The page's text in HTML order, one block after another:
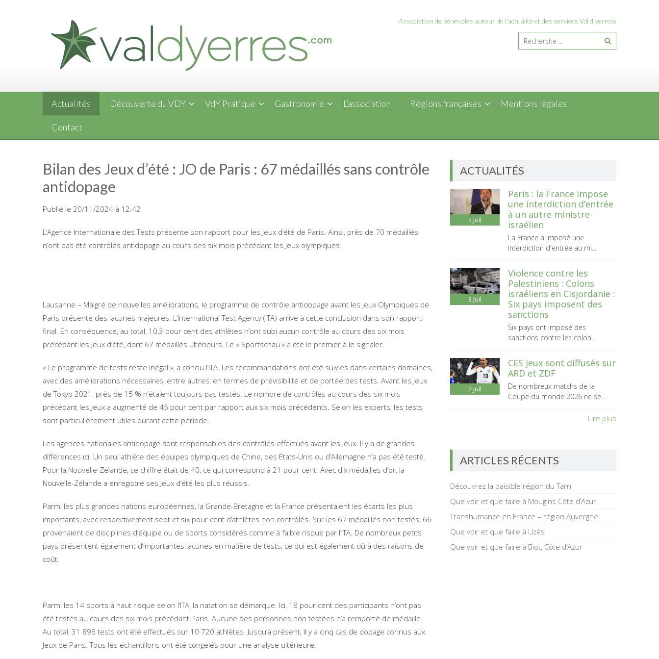
Association de bénévoles autour de l'actualité et des services Val d'yerrois
Actualités Découverte du VDY VdY Pratique Gastronomie L’association Régions françaises Mentions légales
Contact
Bilan des Jeux d’été : JO de Paris : 67 médaillés sans contrôle
antidopage
Publié le 20/11/2024 à 12:42
L’Agence Internationale des Tests présente son rapport pour les Jeux d’été de Paris. Ainsi, près de 70 médaillés
n’ont pas été contrôlés antidopage au cours des six mois précédant les Jeux olympiques.
Lausanne – Malgré de nouvelles améliorations, le programme de contrôle antidopage avant les Jeux Olympiques de
Paris présente des lacunes majeures. L’International Test Agency (ITA) arrive à cette conclusion dans son rapport
final. En conséquence, au total, 10,3 pour cent des athlètes n’ont subi aucun contrôle au cours des six mois
précédant les Jeux d’été, dont 67 médaillés ultérieurs. Le « Sportschau » a été le premier à le signaler.
« Le programme de tests reste inégal », a conclu l’ITA. Les recommandations ont été suivies dans certains domaines,
avec des améliorations nécessaires, entre autres, en termes de prévisibilité et de portée des tests. Avant les Jeux
de Tokyo 2021, près de 15 % n’étaient toujours pas testés. Le nombre de contrôles au cours des six mois
précédant les Jeux a augmenté de 45 pour cent par rapport aux six mois précédents. Selon les experts, les tests
sont particulièrement utiles durant cette période.
Les agences nationales antidopage sont responsables des contrôles effectués avant les Jeux. Il y a de grandes
différences ici. Un seul athlète des équipes olympiques de Chine, des États-Unis ou d’Allemagne n’a pas été testé.
Pour la Nouvelle-Zélande, ce chiffre était de 40, ce qui correspond à 21 pour cent. Avec dix médailles d’or, la
Nouvelle-Zélande a enregistré ses Jeux d’été les plus réussis.
Parmi les plus grandes nations européennes, la Grande-Bretagne et la France présentaient les écarts les plus
importants, avec respectivement sept et six pour cent d’athlètes non contrôlés. Sur les 67 médaillés non testés, 66
provenaient de disciplines d’équipe ou de sports considérés comme à faible risque par l’ITA. De nombreux petits
pays présentent également d’importantes lacunes en matière de tests, ce qui est également dû à des raisons de
coût.
Parmi les 14 sports à haut risque selon l’ITA, la natation se démarque. Ici, 18 pour cent des participants n’ont pas
été testés au cours des six mois précédant Paris. Aucune des personnes non testées n’a remporté de médaille.
Au total, 31 896 tests ont été effectués sur 10 720 athlètes. Jusqu’à présent, il y a cinq cas de dopage connus aux
Jeux de Paris. Tous les échantillons ont été congelés pour une analyse ultérieure.
ACTUALITÉS
3 Juil
Paris : la France impose
une interdiction d’entrée
à un autre ministre
israélien
La France a imposé une
interdiction d'entrée au mi...
3 Juil
Violence contre les
Palestiniens : Colons
israéliens en Cisjordanie :
Six pays imposent des
sanctions
Six pays ont imposé des
sanctions contre les colon...
2 Juil
CES jeux sont diffusés sur
ARD et ZDF
De nombreux matchs de la
Coupe du monde 2026 ne se...
Lire plus
ARTICLES RÉCENTS
Découvrez la paisible région du Tarn
Que voir et que faire à Mougins Côte d’Azur
Transhumance en France – région Auvergne
Que voir et que faire à Uzès
Que voir et que faire à Biot, Côte d’Azur